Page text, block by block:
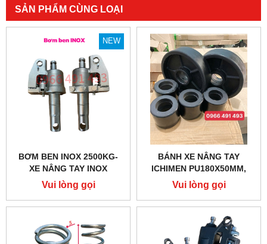
SẢN PHẨM CÙNG LOẠI
NEW
BƠM BEN INOX 2500KG-
XE NÂNG TAY INOX
Vui lòng gọi
BÁNH XE NÂNG TAY
ICHIMEN PU180X50MM,
PU80X70MM CHÍNH HÃNG
Vui lòng gọi